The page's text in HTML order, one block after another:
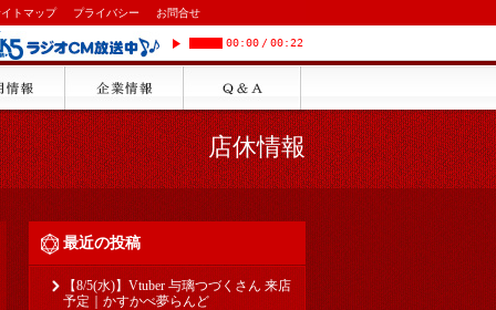
トマップ プライバシー お問合せ
00:00 / 00:22
店休情報
最近の投稿
【8/5(水)】Vtuber 与璃つづくさん 来店
予定｜かすかべ夢らんど